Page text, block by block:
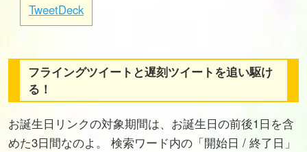
TweetDeck
フライングツイートと遅刻ツイートを追い駆け
る！
お誕生日リンクの対象期間は、お誕生日の前後1日を含
めた3日間なのよ。 検索ワード内の「開始日 / 終了日」